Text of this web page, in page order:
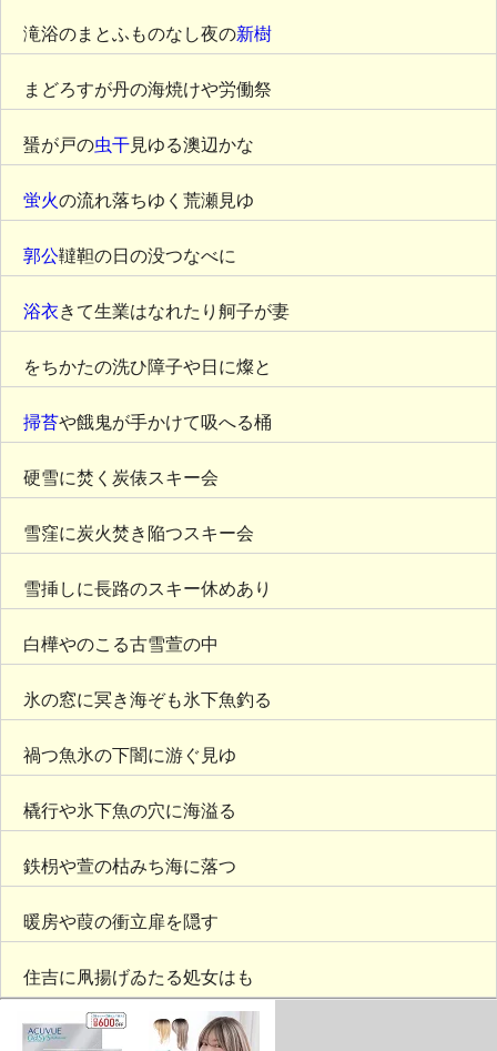
滝浴のまとふものなし夜の新樹
まどろすが丹の海焼けや労働祭
蜑が戸の虫干見ゆる澳辺かな
蛍火の流れ落ちゆく荒瀬見ゆ
郭公韃靼の日の没つなべに
浴衣きて生業はなれたり舸子が妻
をちかたの洗ひ障子や日に燦と
掃苔や餓鬼が手かけて吸へる桶
硬雪に焚く炭俵スキー会
雪窪に炭火焚き陥つスキー会
雪挿しに長路のスキー休めあり
白樺やのこる古雪萱の中
氷の窓に冥き海ぞも氷下魚釣る
禍つ魚氷の下闇に游ぐ見ゆ
橇行や氷下魚の穴に海溢る
鉄枴や萱の枯みち海に落つ
暖房や葭の衝立扉を隠す
住吉に凧揚げゐたる処女はも